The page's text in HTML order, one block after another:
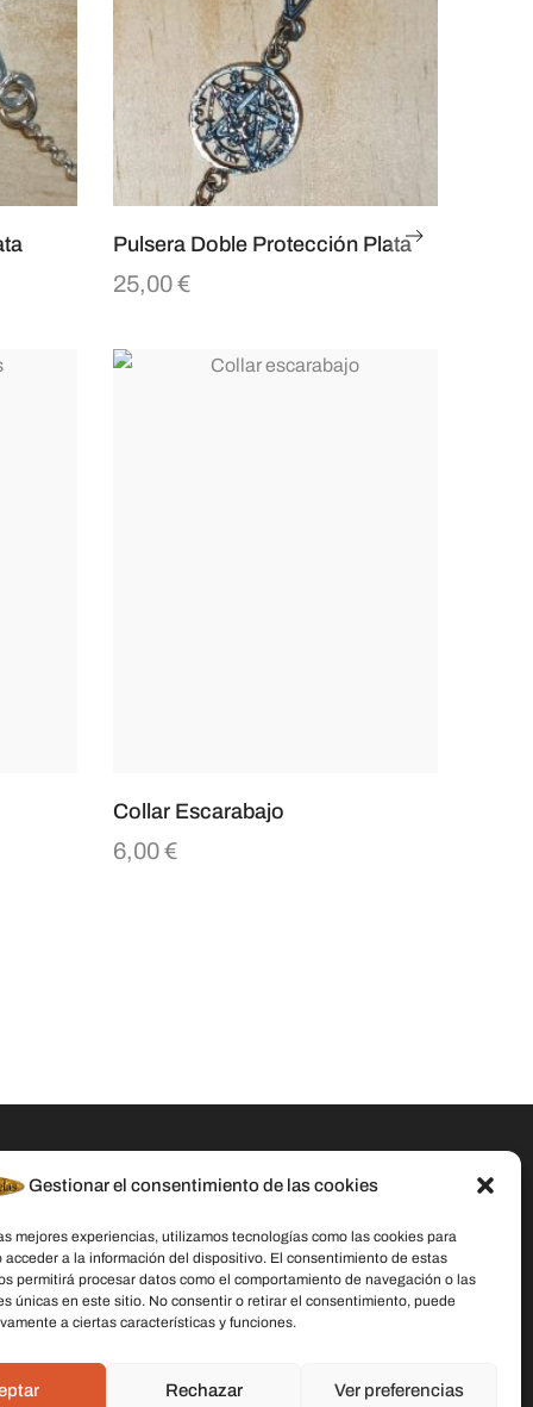
Gestionar el consentimiento de las cookies
mejores experiencias, utilizamos tecnologías como las cookies para
acceder a la información del dispositivo. El consentimiento de estas
permitirá procesar datos como el comportamiento de navegación o las
únicas en este sitio. No consentir o retirar el consentimiento, puede
a ciertas características y funciones.
Rechazar Ver preferencias
Pulsera Doble Protección Plata
25,00€
Collar Escarabajo
6,00€
Dirección:C/ Stella Maris, 20 50015
Zaragoza
Teléfono:691 079 414
laschicasdelasvelas2@hotmail.com